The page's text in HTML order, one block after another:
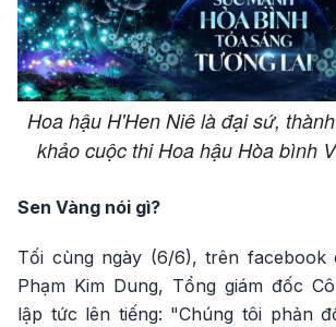
Hoa hậu H'Hen Niê là đại sứ,
khảo cuộc thi Hoa hậu Hòa bình
Sen Vàng nói gì?
Tối cùng ngày (6/6), trên facebook
Phạm Kim Dung, Tổng giám đốc
lập tức lên tiếng: "Chúng tôi phản